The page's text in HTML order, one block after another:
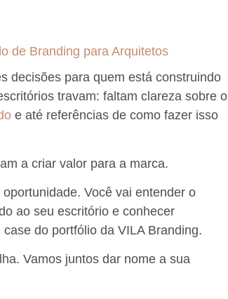
decisões para quem está construindo
travam: faltam clareza sobre o
e até referências de como fazer isso
a criar valor para a marca.
Você vai entender o
ao seu escritório e conhecer
do portfólio da VILA Branding.
Vamos juntos dar nome a sua